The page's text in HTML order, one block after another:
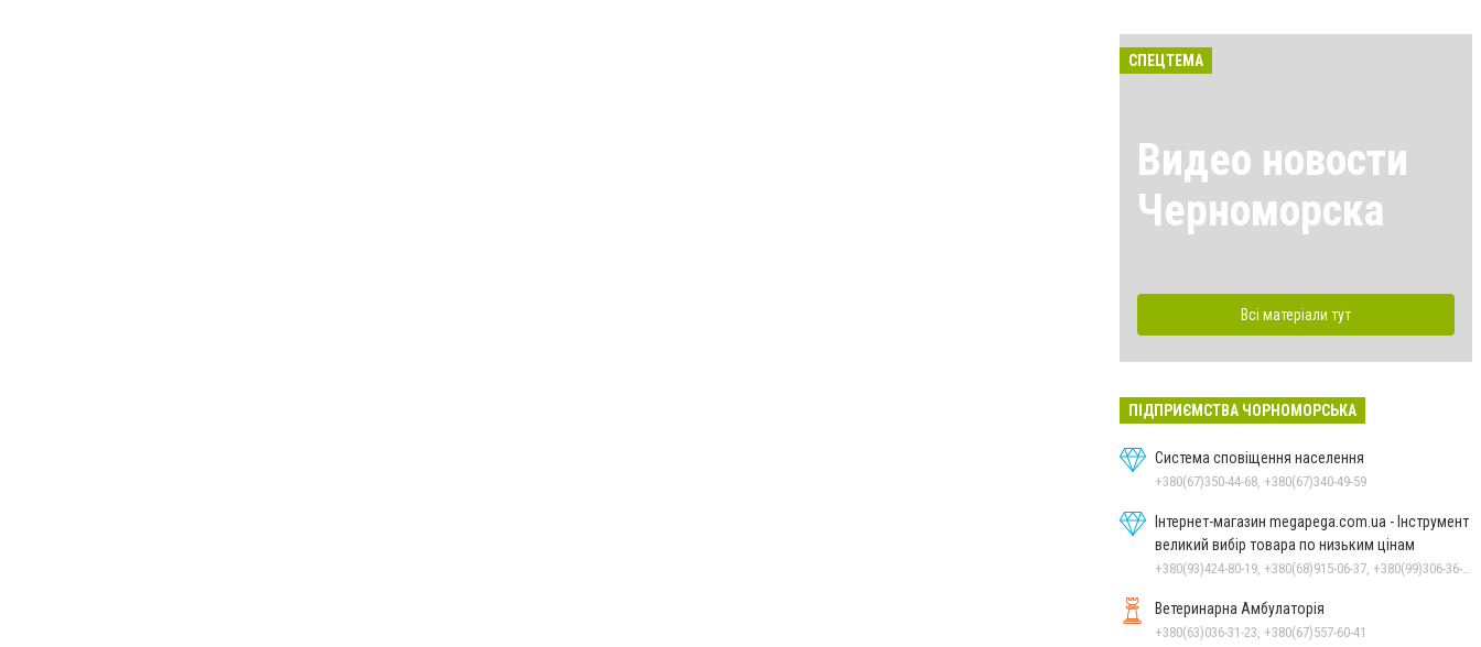
СПЕЦТЕМА
Видео новости
Черноморска
Всі матеріали тут
ПІДПРИЄМСТВА ЧОРНОМОРСЬКА
Система сповіщення населення
+380(67)350-44-68, +380(67)340-49-59
Інтернет-магазин megapega.com.ua - Інструмент
великий вибір товара по низьким цінам
Ветеринарна Амбулаторія
+380(63)036-31-23, +380(67)557-60-41